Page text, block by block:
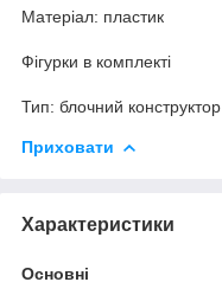
Матеріал: пластик
Фігурки в комплекті
Тип: блочний конструктор
Приховати
Характеристики
Основні